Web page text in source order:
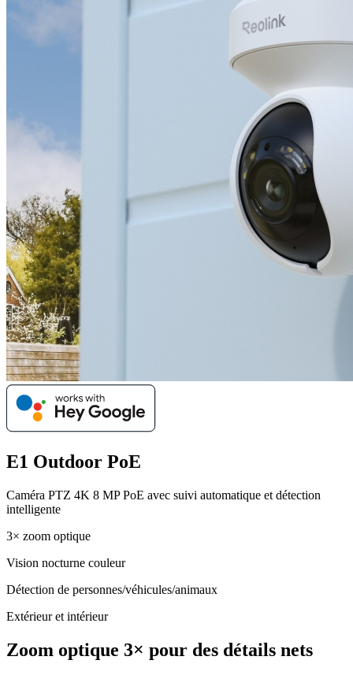
E1 Outdoor PoE
Caméra PTZ 4K 8 MP PoE avec suivi automatique et détection
intelligente
3× zoom optique
Vision nocturne couleur
Détection de personnes/véhicules/animaux
Extérieur et intérieur
Zoom optique 3× pour des détails nets